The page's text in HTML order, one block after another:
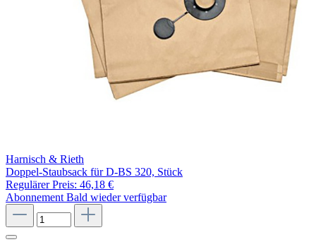
Harnisch & Rieth
Doppel-Staubsack für D-BS 320, Stück
Regulärer Preis: 46,18 €
Abonnement Bald wieder verfügbar